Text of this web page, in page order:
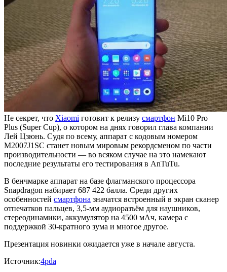
Не секрет, что Xiaomi готовит к релизу смартфон Mi10 Pro
Plus (Super Cup), о котором на днях говорил глава компании
Лей Цзюнь. Судя по всему, аппарат с кодовым номером
M2007J1SC станет новым мировым рекордсменом по части
производительности — во всяком случае на это намекают
последние результаты его тестирования в AnTuTu.
В бенчмарке аппарат на базе флагманского процессора
Snapdragon набирает 687 422 балла. Среди других
особенностей смартфона значатся встроенный в экран сканер
отпечатков пальцев, 3,5-мм аудиоразъём для наушников,
стереодинамики, аккумулятор на 4500 мАч, камера с
поддержкой 30-кратного зума и многое другое.
Презентация новинки ожидается уже в начале августа.
Источник:4pda